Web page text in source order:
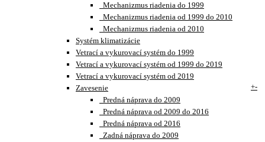
Mechanizmus riadenia do 1999
Mechanizmus riadenia od 1999 do 2010
Mechanizmus riadenia od 2010
Systém klimatizácie
Vetrací a vykurovací systém do 1999
Vetrací a vykurovací systém od 1999 do 2019
Vetrací a vykurovací systém od 2019
Zavesenie
+-
Predná náprava do 2009
Predná náprava od 2009 do 2016
Predná náprava od 2016
Zadná náprava do 2009